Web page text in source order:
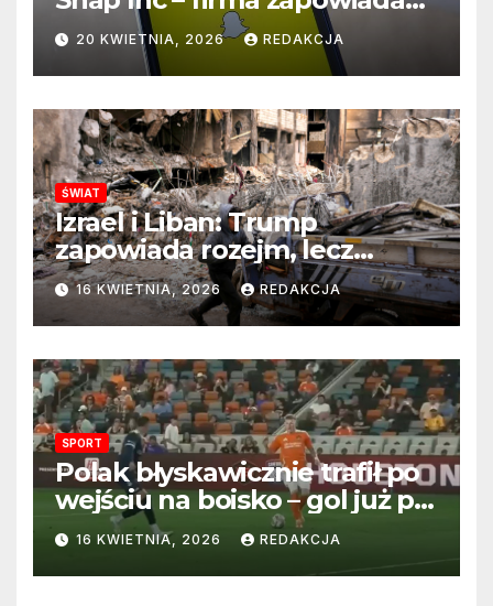
zmianę na kluczowym
stanowisku
20 KWIETNIA, 2026 REDAKCJA
ŚWIAT
Izrael i Liban: Trump
zapowiada rozejm, lecz
perspektywa zakończenia
wojny wciąż odległa
16 KWIETNIA, 2026 REDAKCJA
SPORT
Polak błyskawicznie trafił po
wejściu na boisko – gol już po
22 sekundach!
16 KWIETNIA, 2026 REDAKCJA